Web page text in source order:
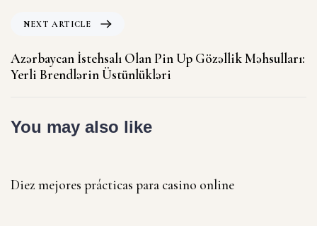
NEXT ARTICLE
Azərbaycan İstehsalı Olan Pin Up Gözəllik Məhsulları:
Yerli Brendlərin Üstünlükləri
You may also like
Diez mejores prácticas para casino online